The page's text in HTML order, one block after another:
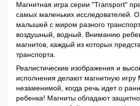
Магнитная игра серии "Transport"
самых маленьких исследователей.
малышей с миром разного
воздушный, водный. Вниманию
магнитов, каждый из которых
транспорта.
Реалистические изображения и
исполнения делают магнитную игру
незаменимой, когда речь идет о
ребенка! Магниты обладают